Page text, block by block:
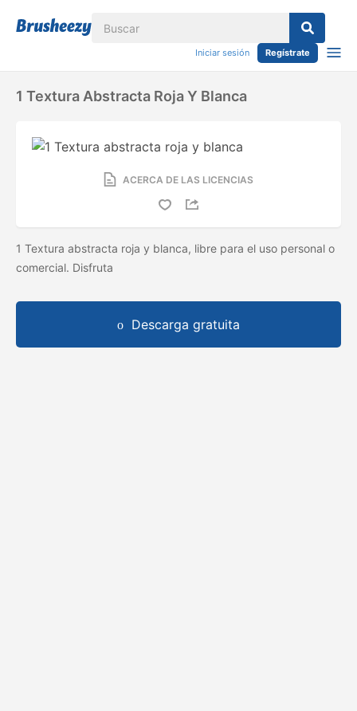
Iniciar sesión Regístrate
1 Textura Abstracta Roja Y Blanca
ACERCA DE LAS LICENCIAS
1 Textura abstracta roja y blanca, libre para el uso personal o
comercial. Disfruta
Descarga gratuita